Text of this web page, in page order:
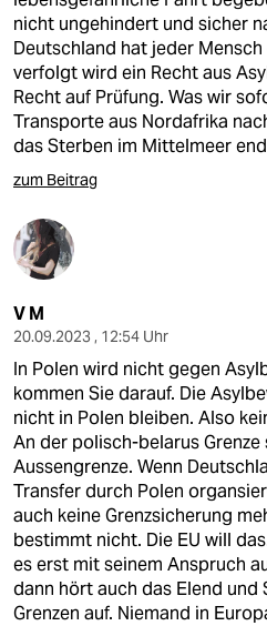
nicht ungehindert und sicher
Deutschland hat jeder
verfolgt wird ein Recht aus
Recht auf Prüfung. Was wir
Transporte aus Nordafrika
das Sterben im Mittelmeer
zum Beitrag
V M
20.09.2023 , 12:54 Uhr
In Polen wird nicht gegen
kommen Sie darauf. Die
nicht in Polen bleiben. Also
An der polisch-belarus Grenze
Aussengrenze. Wenn
Transfer durch Polen
auch keine Grenzsicherung
bestimmt nicht. Die EU will
es erst mit seinem Anspruch
dann hört auch das Elend und
Grenzen auf. Niemand in